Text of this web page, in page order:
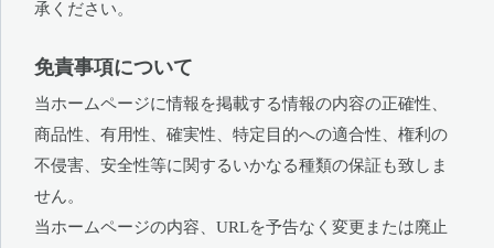
承ください。
免責事項について
当ホームページに情報を掲載する情報の内容の正確性、
商品性、有用性、確実性、特定目的への適合性、権利の
不侵害、安全性等に関するいかなる種類の保証も致しま
せん。
当ホームページの内容、URLを予告なく変更または廃止